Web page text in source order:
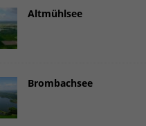
Altmühlsee
Brombachsee
Statistiken